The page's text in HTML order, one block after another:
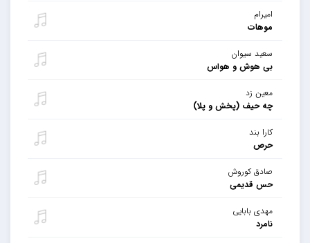
امیرام
موهات
سعید سیوان
بی هوش و هواس
معین زد
چه حیف (پخش و پلا)
کارا بند
حرص
صادق کوروش
حس قدیمی
مهدی بابایی
نامرد